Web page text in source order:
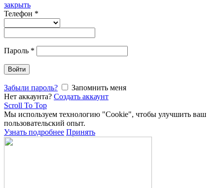
закрыть
Телефон *
Пароль *
Войти
Забыли пароль?
Запомнить меня
Нет аккаунта? Создать аккаунт
Scroll To Top
Мы используем технологию "Cookie", чтобы улучшить ваш
пользовательский опыт.
Узнать подробнее Принять